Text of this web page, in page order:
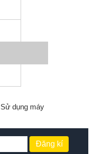
Sử dụng máy
Đăng kí